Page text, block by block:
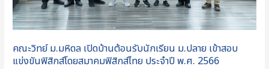
คณะวิทย์ ม.มหิดล เปิดบ้านต้อนรับนักเรียน ม.ปลาย เข้าสอบ
แข่งขันฟิสิกส์โดยสมาคมฟิสิกส์ไทย ประจำปี พ.ศ. 2566
สอบ
แข่งขัน
โดย